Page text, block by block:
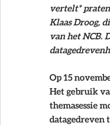
vertelt*
Klaas Droog,
van het NCB.
Op 15
Het gebruik
themasessie
datagedreven